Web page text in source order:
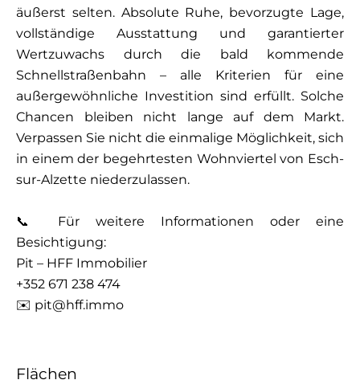
äußerst selten. Absolute Ruhe, bevorzugte Lage,
vollständige Ausstattung und garantierter
Wertzuwachs durch die bald kommende
Schnellstraßenbahn – alle Kriterien für eine
außergewöhnliche Investition sind erfüllt. Solche
Chancen bleiben nicht lange auf dem Markt.
Verpassen Sie nicht die einmalige Möglichkeit, sich
in einem der begehrtesten Wohnviertel von Esch-
sur-Alzette niederzulassen.
📞 Für weitere Informationen oder eine
Besichtigung:
Pit – HFF Immobilier
+352 671 238 474
✉️ pit@hff.immo
Flächen